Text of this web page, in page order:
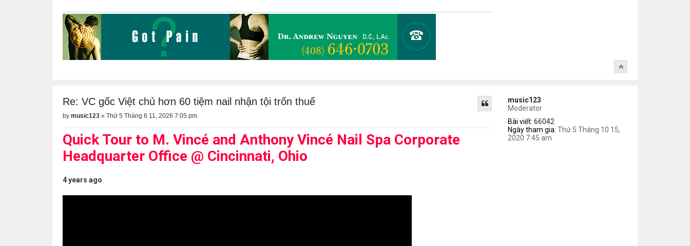
music123
Moderator
Bài viết: 66042
Ngày tham gia: Thứ 5 Tháng 10 15,
2020 7:45 am
Re: VC gốc Việt chủ hơn 60 tiệm nail nhận tội trốn thuế
by music123 » Thứ 5 Tháng 6 11, 2026 7:05 pm
Quick Tour to M. Vincé and Anthony Vincé Nail Spa Corporate
Headquarter Office @ Cincinnati, Ohio
4 years ago